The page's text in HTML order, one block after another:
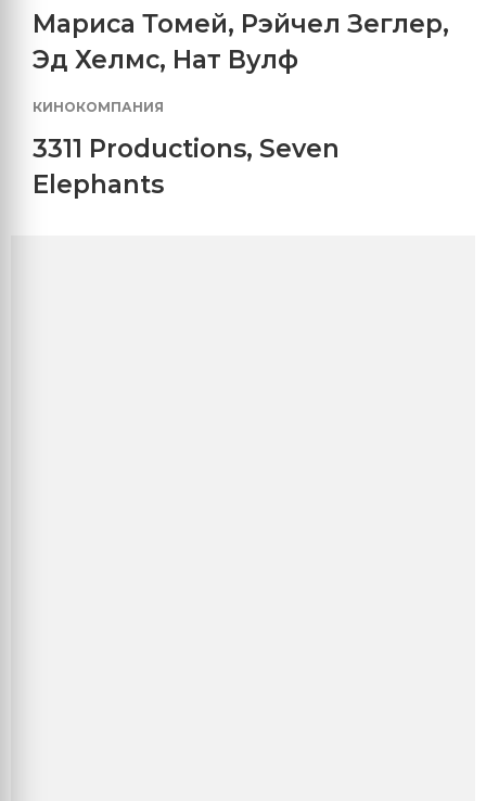
Мариса Томей, Рэйчел Зеглер,
Эд Хелмс, Нат Вулф
КИНОКОМПАНИЯ
3311 Productions, Seven
Elephants